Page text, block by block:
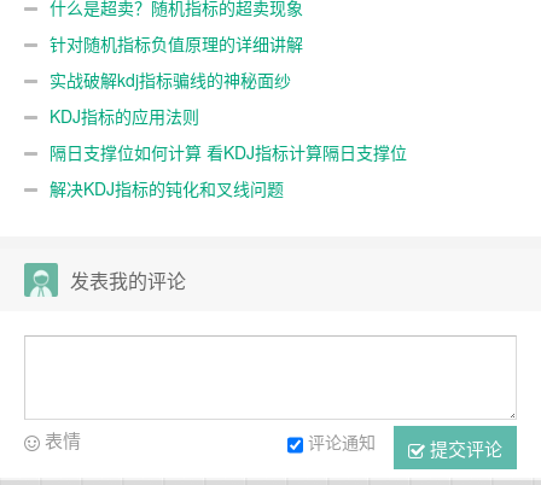
什么是超卖？随机指标的超卖现象
针对随机指标负值原理的详细讲解
实战破解kdj指标骗线的神秘面纱
KDJ指标的应用法则
隔日支撑位如何计算 看KDJ指标计算隔日支撑位
解决KDJ指标的钝化和叉线问题
发表我的评论
提交评论
评论通知
表情